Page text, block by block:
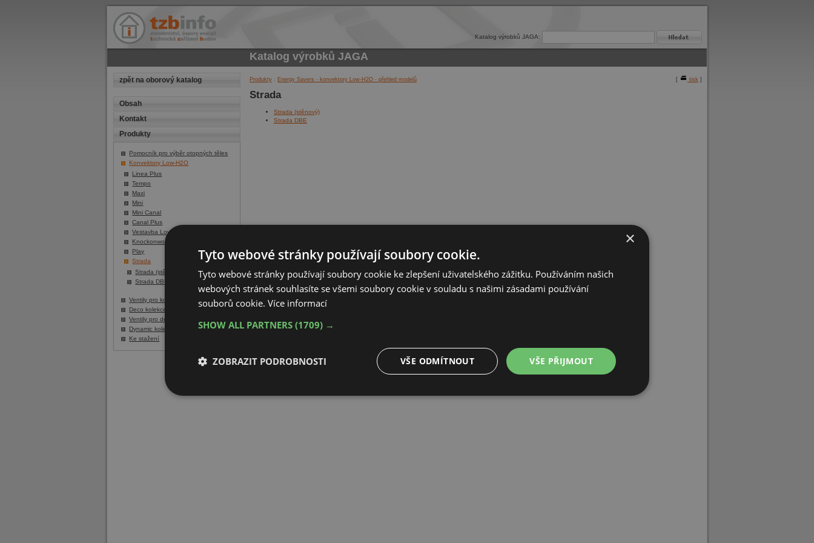
[ tisk ]
Produkty : Energy Savers - konvektory Low-H2O - přehled modelů
Strada
Strada (stěnový)
Strada DBE
zpět na oborový katalog
Obsah
Kontakt
Produkty
Pomocník pro výběr otopných těles
Konvektory Low-H2O
Linea Plus
Tempo
Maxi
Mini
Mini Canal
Canal Plus
Vestavba Low-H2O
Knockonwood
Play
Strada
Strada (stěnový)
Strada DBE
Ventily pro konvektory Low-H2O
Deco kolekce
Ventily pro dekorační tělesa
Dynamic kolekce
Ke stažení
Katalog výrobků JAGA:
Katalog výrobků JAGA
×
Tyto webové stránky používají soubory cookie.
Tyto webové stránky používají soubory cookie ke zlepšení uživatelského zážitku. Používáním našich
webových stránek souhlasíte se všemi soubory cookie v souladu s našimi zásadami používání
souborů cookie. Více informací
SHOW ALL PARTNERS (1709) →
VŠE PŘIJMOUT
VŠE ODMÍTNOUT
ZOBRAZIT PODROBNOSTI
Nezbytně nutné
Výkonové
Soubory cílení Funkční soubory
Nezařazené